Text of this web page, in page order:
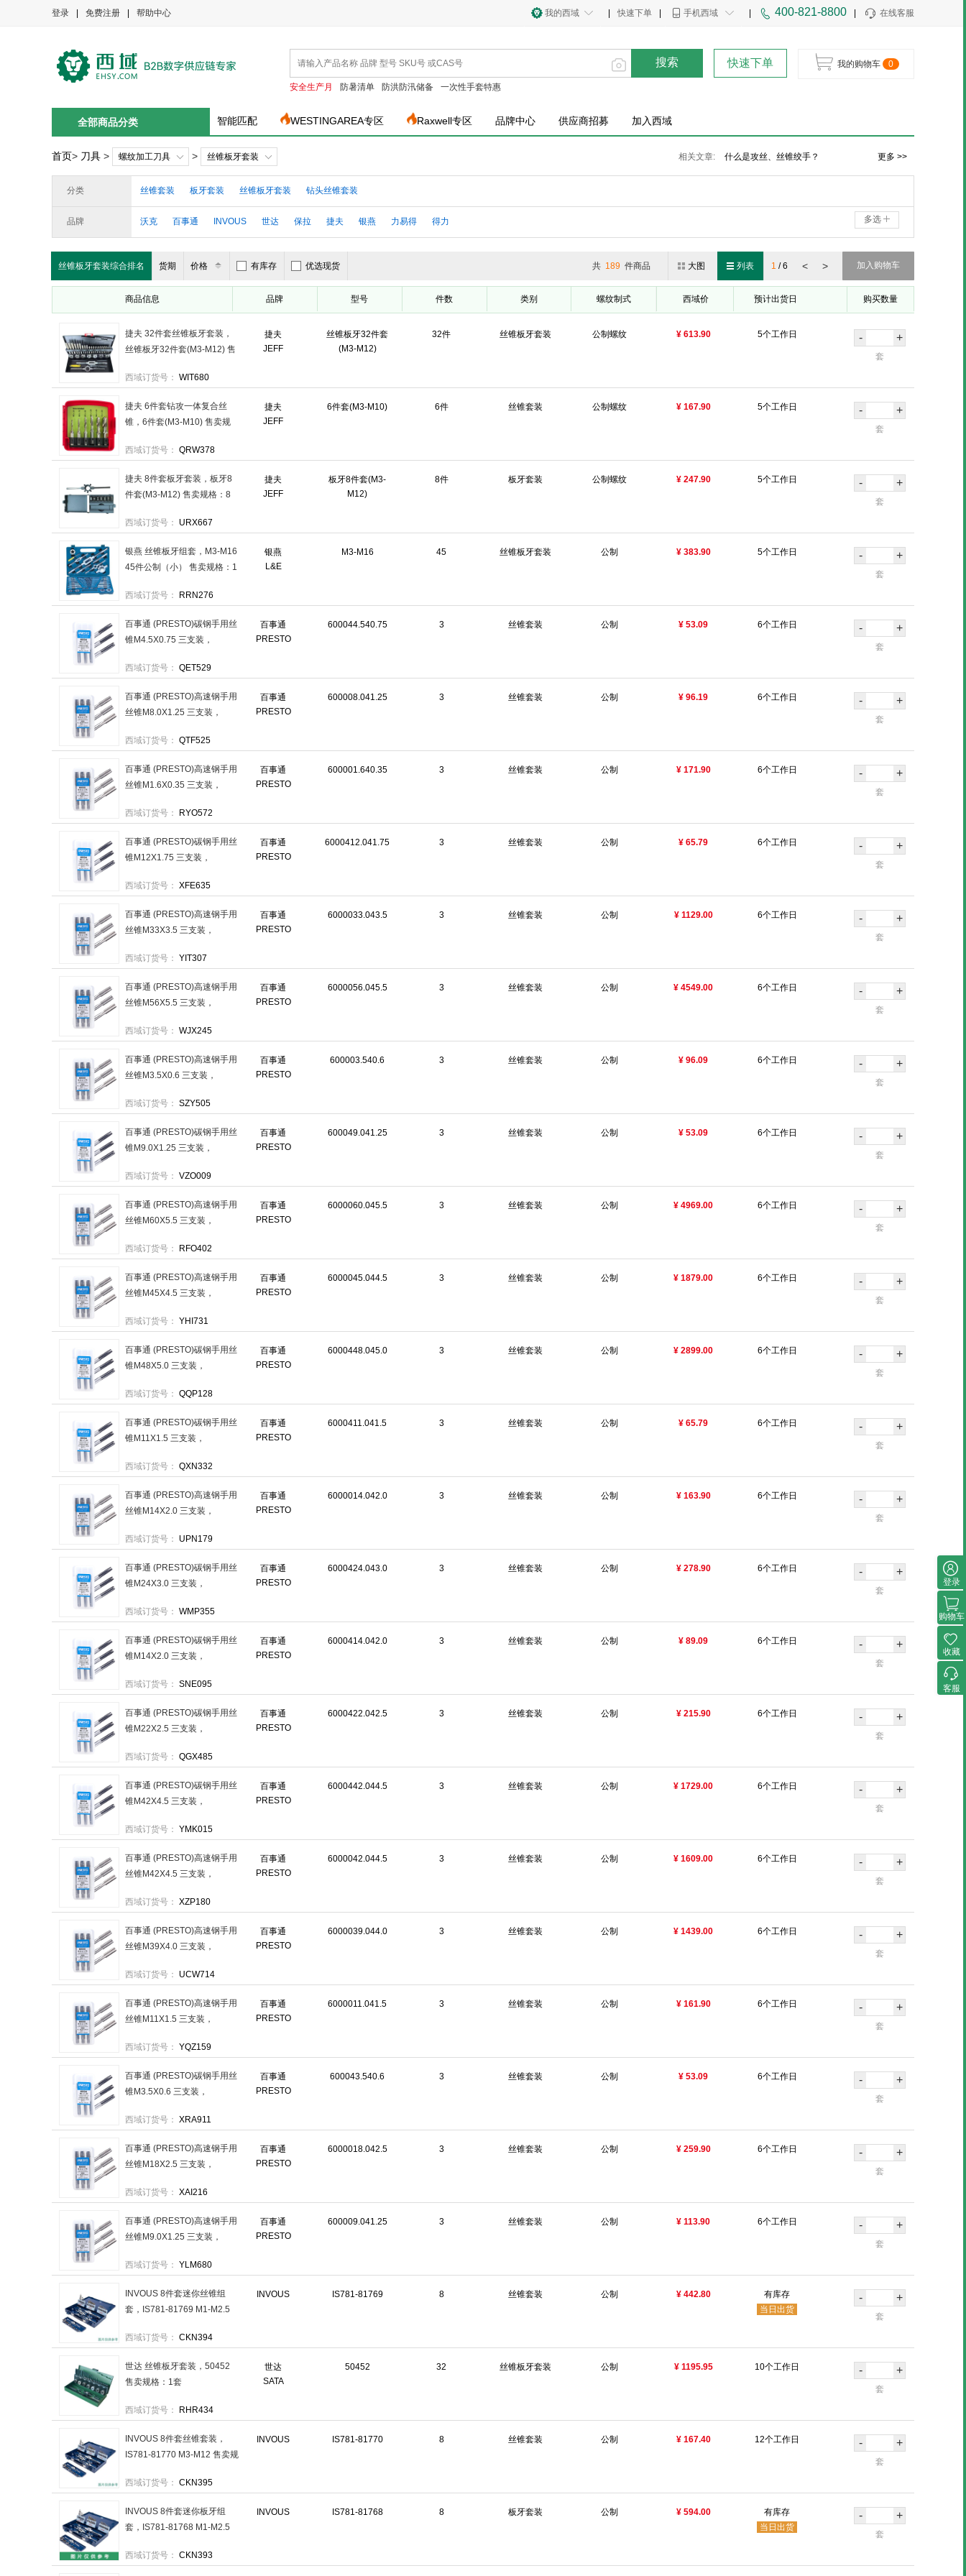
登录 免费注册 帮助中心 在线客服
400-821-8800
手机西域
快速下单
我的西域
搜索
安全生产月 防暑清单 防洪防汛储备 一次性手套特惠
快速下单 我的购物车 0
全部商品分类 智能匹配 WESTINGAREA专区 Raxwell专区 品牌中心 供应商招募 加入西域
首页> 刀具 > 螺纹加工刀具 > 丝锥板牙套装 相关文章:
什么是攻丝、丝锥绞手？
更多 >>
分类 丝锥套装 板牙套装 丝锥板牙套装 钻头丝锥套装
品牌 沃克 百事通 INVOUS 世达 保拉 捷夫 银燕 力易得 得力 多选
丝锥板牙套装综合排名 货期 价格 有库存 优选现货 加入购物车
< >
1 / 6
大图 列表
共189 件商品
商品信息 品牌 型号 件数 类别 螺纹制式 西域价 预计出货日 购买数量
捷夫
JEFF
丝锥板牙32件套
(M3-M12)
32件 丝锥板牙套装 公制螺纹 ¥ 613.90 5个工作日
捷夫 32件套丝锥板牙套装，
丝锥板牙32件套(M3-M12) 售
西域订货号： WIT680
- +
套
捷夫
JEFF
6件套(M3-M10) 6件 丝锥套装 公制螺纹 ¥ 167.90 5个工作日
捷夫 6件套钻攻一体复合丝
锥，6件套(M3-M10) 售卖规
西域订货号： QRW378
- +
套
捷夫
JEFF
板牙8件套(M3-
M12)
8件 板牙套装 公制螺纹 ¥ 247.90 5个工作日
捷夫 8件套板牙套装，板牙8
件套(M3-M12) 售卖规格：8
西域订货号：
URX667
- +
套
银燕
L&E
M3-M16 45 丝锥板牙套装 公制 ¥ 383.90 5个工作日
银燕 丝锥板牙组套，M3-M16
45件公制（小） 售卖规格：1
西域订货号：
RRN276
- +
套
百事通
PRESTO
600044.540.75 3 丝锥套装 公制 ¥ 53.09 6个工作日
百事通 (PRESTO)碳钢手用丝
锥M4.5X0.75 三支装，
套
西域订货号： QET529
- +
套
百事通
PRESTO
600008.041.25 3 丝锥套装 公制 ¥ 96.19 6个工作日
百事通 (PRESTO)高速钢手用
丝锥M8.0X1.25 三支装，
套
西域订货号： QTF525
- +
套
百事通
PRESTO
600001.640.35 3 丝锥套装 公制 ¥ 171.90 6个工作日
百事通 (PRESTO)高速钢手用
丝锥M1.6X0.35 三支装，
套
西域订货号： RYO572
- +
套
百事通
PRESTO
6000412.041.75 3 丝锥套装 公制 ¥ 65.79 6个工作日
百事通 (PRESTO)碳钢手用丝
锥M12X1.75 三支装，
1套
西域订货号： XFE635
- +
套
百事通
PRESTO
6000033.043.5 3 丝锥套装 公制 ¥ 1129.00 6个工作日
百事通 (PRESTO)高速钢手用
丝锥M33X3.5 三支装，
套
西域订货号： YIT307
- +
套
百事通
PRESTO
6000056.045.5 3 丝锥套装 公制 ¥ 4549.00 6个工作日
百事通 (PRESTO)高速钢手用
丝锥M56X5.5 三支装，
套
西域订货号： WJX245
- +
套
百事通
PRESTO
600003.540.6 3 丝锥套装 公制 ¥ 96.09 6个工作日
百事通 (PRESTO)高速钢手用
丝锥M3.5X0.6 三支装，
西域订货号： SZY505
- +
套
百事通
PRESTO
600049.041.25 3 丝锥套装 公制 ¥ 53.09 6个工作日
百事通 (PRESTO)碳钢手用丝
锥M9.0X1.25 三支装，
套
西域订货号： VZO009
- +
套
百事通
PRESTO
6000060.045.5 3 丝锥套装 公制 ¥ 4969.00 6个工作日
百事通 (PRESTO)高速钢手用
丝锥M60X5.5 三支装，
套
西域订货号： RFO402
- +
套
百事通
PRESTO
6000045.044.5 3 丝锥套装 公制 ¥ 1879.00 6个工作日
百事通 (PRESTO)高速钢手用
丝锥M45X4.5 三支装，
套
西域订货号： YHI731
- +
套
百事通
PRESTO
6000448.045.0 3 丝锥套装 公制 ¥ 2899.00 6个工作日
百事通 (PRESTO)碳钢手用丝
锥M48X5.0 三支装，
套
西域订货号： QQP128
- +
套
百事通
PRESTO
6000411.041.5 3 丝锥套装 公制 ¥ 65.79 6个工作日
百事通 (PRESTO)碳钢手用丝
锥M11X1.5 三支装，
套
西域订货号： QXN332
- +
套
百事通
PRESTO
6000014.042.0 3 丝锥套装 公制 ¥ 163.90 6个工作日
百事通 (PRESTO)高速钢手用
丝锥M14X2.0 三支装，
套
西域订货号： UPN179
- +
套
百事通
PRESTO
6000424.043.0 3 丝锥套装 公制 ¥ 278.90 6个工作日
百事通 (PRESTO)碳钢手用丝
锥M24X3.0 三支装，
套
西域订货号： WMP355
- +
套
百事通
PRESTO
6000414.042.0 3 丝锥套装 公制 ¥ 89.09 6个工作日
百事通 (PRESTO)碳钢手用丝
锥M14X2.0 三支装，
套
西域订货号： SNE095
- +
套
百事通
PRESTO
6000422.042.5 3 丝锥套装 公制 ¥ 215.90 6个工作日
百事通 (PRESTO)碳钢手用丝
锥M22X2.5 三支装，
套
西域订货号： QGX485
- +
套
百事通
PRESTO
6000442.044.5 3 丝锥套装 公制 ¥ 1729.00 6个工作日
百事通 (PRESTO)碳钢手用丝
锥M42X4.5 三支装，
套
西域订货号： YMK015
- +
套
百事通
PRESTO
6000042.044.5 3 丝锥套装 公制 ¥ 1609.00 6个工作日
百事通 (PRESTO)高速钢手用
丝锥M42X4.5 三支装，
套
西域订货号： XZP180
- +
套
百事通
PRESTO
6000039.044.0 3 丝锥套装 公制 ¥ 1439.00 6个工作日
百事通 (PRESTO)高速钢手用
丝锥M39X4.0 三支装，
套
西域订货号： UCW714
- +
套
百事通
PRESTO
6000011.041.5 3 丝锥套装 公制 ¥ 161.90 6个工作日
百事通 (PRESTO)高速钢手用
丝锥M11X1.5 三支装，
套
西域订货号： YQZ159
- +
套
百事通
PRESTO
600043.540.6 3 丝锥套装 公制 ¥ 53.09 6个工作日
百事通 (PRESTO)碳钢手用丝
锥M3.5X0.6 三支装，
西域订货号： XRA911
- +
套
百事通
PRESTO
6000018.042.5 3 丝锥套装 公制 ¥ 259.90 6个工作日
百事通 (PRESTO)高速钢手用
丝锥M18X2.5 三支装，
套
西域订货号： XAI216
- +
套
百事通
PRESTO
600009.041.25 3 丝锥套装 公制 ¥ 113.90 6个工作日
百事通 (PRESTO)高速钢手用
丝锥M9.0X1.25 三支装，
套
西域订货号： YLM680
- +
套
INVOUS IS781-81769 8 丝锥套装 公制 ¥ 442.80
有库存
当日出货
INVOUS 8件套迷你丝锥组
套，IS781-81769 M1-M2.5
西域订货号： CKN394
- +
套
世达
SATA
50452 32 丝锥板牙套装 公制 ¥ 1195.95 10个工作日
世达 丝锥板牙套装，50452
售卖规格：1套
西域订货号： RHR434
- +
套
INVOUS IS781-81770 8 丝锥套装 公制 ¥ 167.40 12个工作日
INVOUS 8件套丝锥套装，
IS781-81770 M3-M12 售卖规
西域订货号： CKN395
- +
套
INVOUS IS781-81768 8 板牙套装 公制 ¥ 594.00
有库存
当日出货
INVOUS 8件套迷你板牙组
套，IS781-81768 M1-M2.5
西域订货号： CKN393
- +
套
登录
购物车
收藏
客服